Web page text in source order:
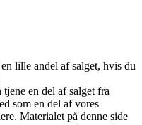
lille andel af salget, hvis du
en del af salget fra
som en del af vores
Materialet på denne side